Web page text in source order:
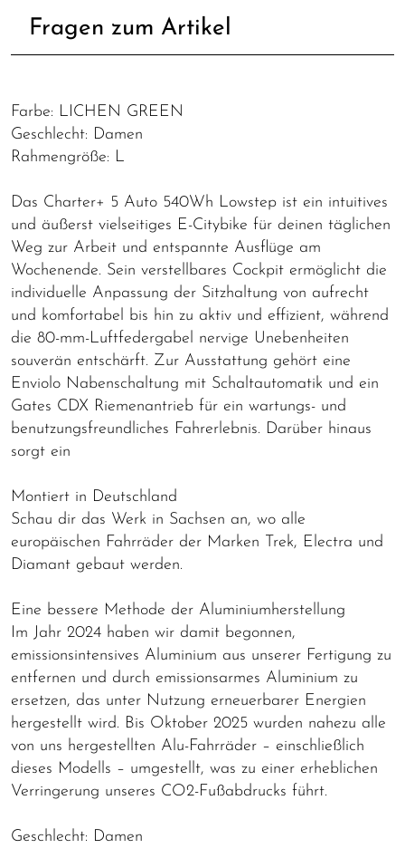
Fragen zum Artikel
Farbe: LICHEN GREEN
Geschlecht: Damen
Rahmengröße: L
Das Charter+ 5 Auto 540Wh Lowstep ist ein intuitives
und äußerst vielseitiges E-Citybike für deinen täglichen
Weg zur Arbeit und entspannte Ausflüge am
Wochenende. Sein verstellbares Cockpit ermöglicht die
individuelle Anpassung der Sitzhaltung von aufrecht
und komfortabel bis hin zu aktiv und effizient, während
die 80-mm-Luftfedergabel nervige Unebenheiten
souverän entschärft. Zur Ausstattung gehört eine
Enviolo Nabenschaltung mit Schaltautomatik und ein
Gates CDX Riemenantrieb für ein wartungs- und
benutzungsfreundliches Fahrerlebnis. Darüber hinaus
sorgt ein
Montiert in Deutschland
Schau dir das Werk in Sachsen an, wo alle
europäischen Fahrräder der Marken Trek, Electra und
Diamant gebaut werden.
Eine bessere Methode der Aluminiumherstellung
Im Jahr 2024 haben wir damit begonnen,
emissionsintensives Aluminium aus unserer Fertigung zu
entfernen und durch emissionsarmes Aluminium zu
ersetzen, das unter Nutzung erneuerbarer Energien
hergestellt wird. Bis Oktober 2025 wurden nahezu alle
von uns hergestellten Alu-Fahrräder – einschließlich
dieses Modells – umgestellt, was zu einer erheblichen
Verringerung unseres CO2-Fußabdrucks führt.
Geschlecht: Damen